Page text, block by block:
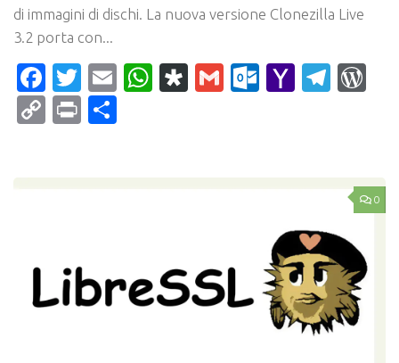
di immagini di dischi. La nuova versione Clonezilla Live
3.2 porta con...
Facebook
Twitter
EmailWhatsApp
Diaspora
Gmail Yahoo
CopyPrint
0